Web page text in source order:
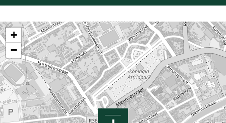
Général
Adresse:
Rekollettenstraat 106, Courtrai
Référence:
JS/TH/0771
+
−